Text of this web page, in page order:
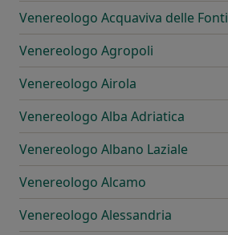
Venereologo Acquaviva delle Fonti
Venereologo Agropoli
Venereologo Airola
Venereologo Alba Adriatica
Venereologo Albano Laziale
Venereologo Alcamo
Venereologo Alessandria